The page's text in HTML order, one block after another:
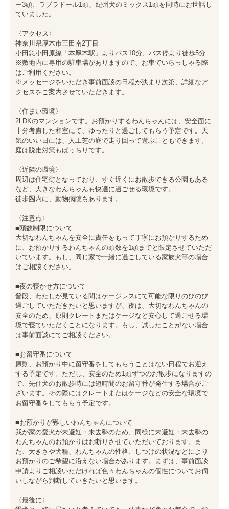
ー3頭、ラブラドール1頭、紀州犬のミックス1頭を同時にお世話し
ていました。
〈アクセス〉
神奈川県厚木市三田南2丁目
小田急小田原線「本厚木駅」よりバス10分、バス停より徒歩5分
※敷地内に専用の駐車場がありますので、お車でいらっしゃる際
はご利用ください。
※メッセージをいただき事前面談の日程が決まり次第、詳細なア
クセスをご案内させていただきます。
〈住まい環境〉
2LDKのマンションです。お預かりするわんちゃんには、安全面に
十分考慮した和室にて、ゆったりと過ごしてもらう予定です。天
気のいい日には、人工芝の庭で走り回って遊ぶこともできます。
庭は脱走対策もばっちりです。
〈近隣の環境〉
周辺は住宅街となっており、すぐ近くにお散歩できる公園もある
など、大きなわんちゃんも快適に過ごせる環境です。
徒歩圏内に、動物病院もあります。
〈注意点〉
■頭数制限について
大切なわんちゃんを安全に責任をもって丁寧にお預かりするため
に、お預かりするわんちゃんの頭数を1頭までと限定させていただ
いています。もし、同じ家で一緒に過ごしている家族犬等の場合
はご相談ください。
■夜の寝かせ方について
普段、わたしが見ている間はケージレスにて可能な限りのびのび
過ごしていただきたいと思いますが、夜は、大切なわんちゃんの
安全のため、原則クレートまたはケージなど安心して過ごせる環
境で寝ていただくことになります。もし、試したことがない場合
は事前面談にてご相談ください。
■お留守番について
原則、お預かり中に留守番をしてもらうことはない日程でお迎え
する予定です。ただし、安全のため1頭ずつのお散歩になりますの
で、先住犬のお散歩時には短時間のお留守番が発生する場合がご
ざいます。その際にはクレートまたはケージなどの安全な環境で
お留守番をしてもらう予定です。
■お預かりが難しいわんちゃんについて
我が家の愛犬が未避妊・未去勢のため、同様に未避妊・未去勢の
わんちゃんのお預かりはお断りさせていただいております。ま
た、大きさや犬種、わんちゃんの性格、しつけの状況などにより
お預かりのご希望に沿えない場合があります。まずは、事前面談
申請よりご相談いただければ色々わんちゃんの個性についてお伺
いしながら判断していきたいと思います。
〈最後に〉